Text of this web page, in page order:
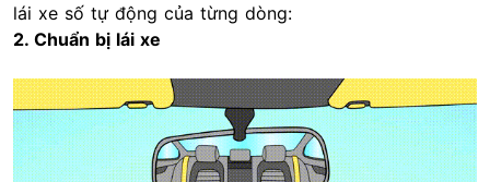
lái xe số tự động của từng dòng:
2. Chuẩn bị lái xe